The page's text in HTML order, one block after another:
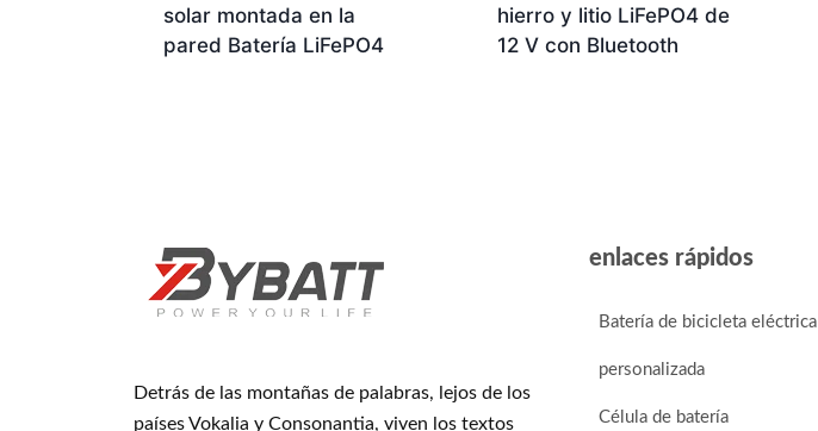
solar montada en la
pared Batería LiFePO4
hierro y litio LiFePO4 de
12 V con Bluetooth
Detrás de las montañas de palabras, lejos de los
países Vokalia y Consonantia, viven los textos
enlaces rápidos
Batería de bicicleta eléctrica
personalizada
Célula de batería